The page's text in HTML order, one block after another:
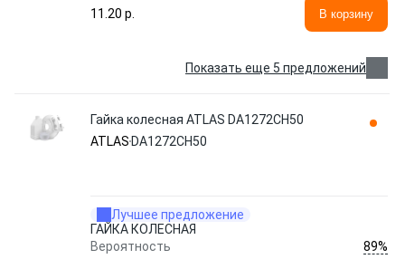
11.20 p.
В корзину
Показать еще 5 предложений
Гайка колесная ATLAS DA1272CH50
ATLAS DA1272CH50
Лучшее предложение
ГАЙКА КОЛЕСНАЯ
Вероятность
89%